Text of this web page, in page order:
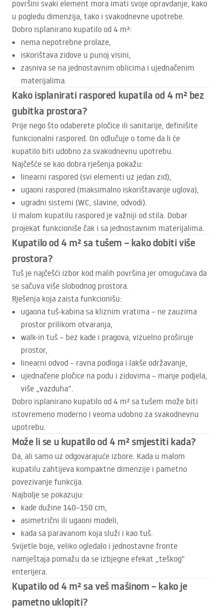
površini svaki element mora imati svoje opravdanje, kako
u pogledu dimenzija, tako i svakodnevne upotrebe.
Dobro isplanirano kupatilo od 4 m²:
nema nepotrebne prolaze,
iskorištava zidove u punoj visini,
zasniva se na jednostavnim oblicima i ujednačenim
materijalima.
Kako isplanirati raspored kupatila od 4 m² bez
gubitka prostora?
Prije nego što odaberete pločice ili sanitarije, definišite
funkcionalni raspored. On odlučuje o tome da li će
kupatilo biti udobno za svakodnevnu upotrebu.
Najčešće se kao dobra rješenja pokažu:
linearni raspored (svi elementi uz jedan zid),
ugaoni raspored (maksimalno iskorištavanje uglova),
ugradni sistemi (WC, slavine, odvodi).
U malom kupatilu raspored je važniji od stila. Dobar
projekat funkcioniše čak i sa jednostavnim materijalima.
Kupatilo od 4 m² sa tušem – kako dobiti više
prostora?
Tuš je najčešći izbor kod malih površina jer omogućava da
se sačuva više slobodnog prostora.
Rješenja koja zaista funkcionišu:
ugaona tuš-kabina sa kliznim vratima – ne zauzima
prostor prilikom otvaranja,
walk-in tuš – bez kade i pragova, vizuelno proširuje
prostor,
linearni odvod – ravna podloga i lakše održavanje,
ujednačene pločice na podu i zidovima – manje podjela,
više „vazduha“.
Dobro isplanirano kupatilo od 4 m² sa tušem može biti
istovremeno moderno i veoma udobno za svakodnevnu
upotrebu.
Može li se u kupatilo od 4 m² smjestiti kada?
Da, ali samo uz odgovarajuće izbore. Kada u malom
kupatilu zahtijeva kompaktne dimenzije i pametno
povezivanje funkcija.
Najbolje se pokazuju:
kade dužine 140–150 cm,
asimetrični ili ugaoni modeli,
kada sa paravanom koja služi i kao tuš.
Svijetle boje, veliko ogledalo i jednostavne fronte
namještaja pomažu da se izbjegne efekat „teškog“
enterijera.
Kupatilo od 4 m² sa veš mašinom – kako je
pametno uklopiti?